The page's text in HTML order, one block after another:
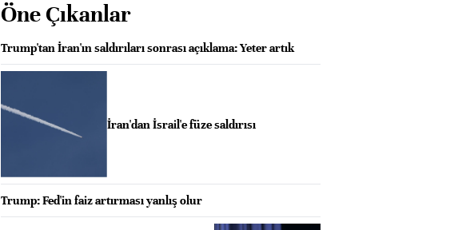
Öne Çıkanlar
Trump'tan İran'ın saldırıları sonrası açıklama: Yeter artık
İran'dan İsrail'e füze saldırısı
Trump: Fed'in faiz artırması yanlış olur